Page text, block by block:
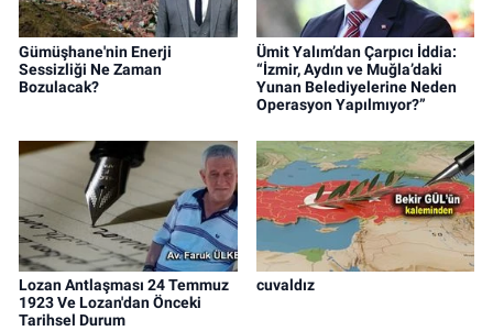
Gümüşhane'nin Enerji
Sessizliği Ne Zaman
Bozulacak?
Ümit Yalım’dan Çarpıcı İddia:
“İzmir, Aydın ve Muğla’daki
Yunan Belediyelerine Neden
Operasyon Yapılmıyor?”
Lozan Antlaşması 24 Temmuz
1923 Ve Lozan'dan Önceki
Tarihsel Durum
cuvaldız